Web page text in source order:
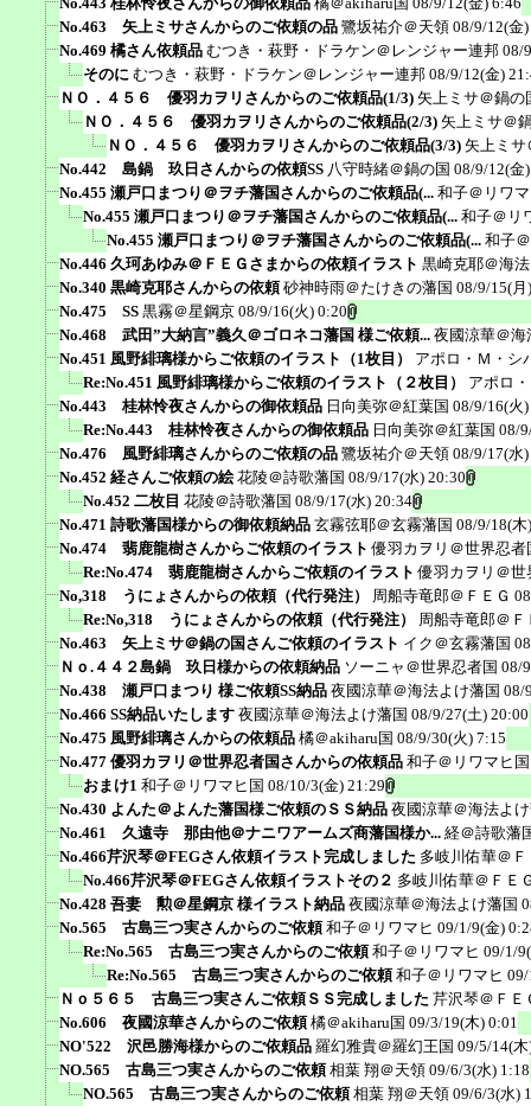
No.463 矢上ミサさんからのご依頼の品 鷺坂祐介＠天領 08/9/12(金
No.469 橘さん依頼品 むつき・萩野・ドラケン＠レンジャー連邦 08/
そのに むつき・萩野・ドラケン＠レンジャー連邦 08/9/12(金)
ＮＯ．４５６ 優羽カヲリさんからのご依頼品(1/3) 矢上ミサ＠鍋の
ＮＯ．４５６ 優羽カヲリさんからのご依頼品(2/3) 矢上ミサ＠
ＮＯ．４５６ 優羽カヲリさんからのご依頼品(3/3) 矢上ミサ
No.442 島鍋 玖日さんからの依頼SS 八守時緒＠鍋の国 08/9/12(金
No.455 瀬戸口まつり＠ヲチ藩国さんからのご依頼品(... 和子＠リワ
No.455 瀬戸口まつり＠ヲチ藩国さんからのご依頼品(... 和子＠リ
No.455 瀬戸口まつり＠ヲチ藩国さんからのご依頼品(... 和子
No.446 久珂あゆみ＠ＦＥＧさまからの依頼イラスト 黒崎克耶＠海
No.340 黒崎克耶さんからの依頼 砂神時雨＠たけきの藩国 08/9/15(月
No.475 SS 黒霧＠星鋼京 08/9/16(火) 0:20
No.468 武田”大納言”義久＠ゴロネコ藩国 様ご依頼... 夜國涼華＠海
No.451 風野緋璃様からご依頼のイラスト（1枚目）
アポロ・Ｍ・シ
Re:No.451 風野緋璃様からご依頼のイラスト（２枚目）
アポロ
No.443 桂林怜夜さんからの御依頼品 日向美弥＠紅葉国 08/9/16(火
Re:No.443 桂林怜夜さんからの御依頼品 日向美弥＠紅葉国 08/
No.476 風野緋璃さんからのご依頼の品 鷺坂祐介＠天領 08/9/17(水
No.452 経さんご依頼の絵 花陵＠詩歌藩国 08/9/17(水) 20:30
No.452 二枚目 花陵＠詩歌藩国 08/9/17(水) 20:34
No.471 詩歌藩国様からの御依頼納品 玄霧弦耶＠玄霧藩国 08/9/18(木
No.474 翡鹿龍樹さんからご依頼のイラスト 優羽カヲリ＠世界忍者
Re:No.474 翡鹿龍樹さんからご依頼のイラスト 優羽カヲリ＠世
No,318 うにょさんからの依頼（代行発注）
周船寺竜郎＠ＦＥＧ
Re:No,318 うにょさんからの依頼（代行発注）
周船寺竜郎＠Ｆ
No.463 矢上ミサ＠鍋の国さんご依頼のイラスト イク＠玄霧藩国
Ｎｏ.４４２島鍋 玖日様からの依頼納品 ソーニャ＠世界忍者国 08/
No.438 瀬戸口まつり 様ご依頼SS納品 夜國涼華＠海法よけ藩国 08/
No.466 SS納品いたします 夜國涼華＠海法よけ藩国 08/9/27(土) 20:00
No.475 風野緋璃さんからの依頼品 橘＠akiharu国 08/9/30(火) 7:15
No.477 優羽カヲリ＠世界忍者国さんからの依頼品 和子＠リワマヒ国
おまけ1 和子＠リワマヒ国 08/10/3(金) 21:29
No.430 よんた＠よんた藩国様ご依頼のＳＳ納品 夜國涼華＠海法よ
No.461 久遠寺 那由他＠ナニワアームズ商藩国様か... 経＠詩歌藩
No.466芹沢琴＠FEGさん依頼イラスト完成しました 多岐川佑華＠Ｆ
No.466芹沢琴＠FEGさん依頼イラストその２ 多岐川佑華＠ＦＥ
No.428 吾妻 勲＠星鋼京 様イラスト納品 夜國涼華＠海法よけ藩国
No.565 古島三つ実さんからのご依頼 和子＠リワマヒ 09/1/9(金)
Re:No.565 古島三つ実さんからのご依頼 和子＠リワマヒ 09/1/
Re:No.565 古島三つ実さんからのご依頼 和子＠リワマヒ
Ｎｏ５６５ 古島三つ実さんご依頼ＳＳ完成しました 芹沢琴＠ＦＥ
No.606 夜國涼華さんからのご依頼 橘＠akiharu国 09/3/19(木) 0:01
NO'522 沢邑勝海様からのご依頼品 羅幻雅貴＠羅幻王国 09/5/14(
NO.565 古島三つ実さんからのご依頼 相葉 翔＠天領 09/6/3(水) 1:18
NO.565 古島三つ実さんからのご依頼 相葉 翔＠天領 09/6/3(水)